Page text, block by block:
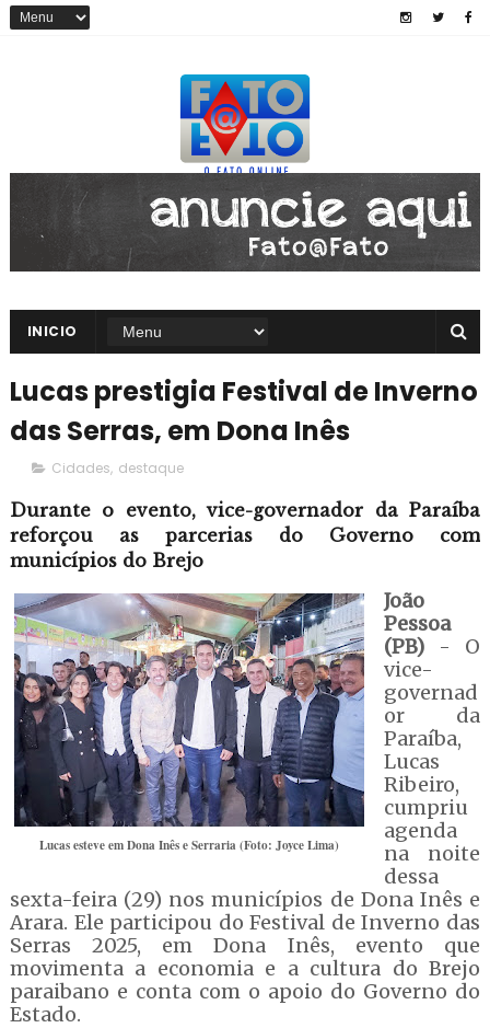
INICIO
Lucas prestigia Festival de Inverno
das Serras, em Dona Inês
Cidades, destaque
Durante o evento, vice-governador da Paraíba
reforçou as parcerias do Governo com
municípios do Brejo
Lucas esteve em Dona Inês e Serraria (Foto: Joyce Lima)
João
Pessoa
(PB)- O
vice-
governad
or da
Paraíba,
Lucas
Ribeiro,
cumpriu
agenda
na noite
dessa
sexta-feira (29) nos municípios de Dona Inês e
Arara. Ele participou do Festival de Inverno das
Serras 2025, em Dona Inês, evento que
movimenta a economia e a cultura do Brejo
paraibano e conta com o apoio do Governo do
Estado.